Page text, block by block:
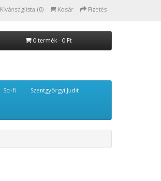
Kívánságlista (0) Kosár Fizetés
0 termék - 0 Ft
Sci-fi Szentgyörgyi Judit